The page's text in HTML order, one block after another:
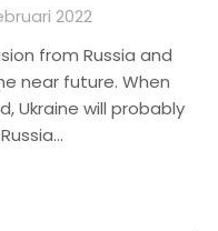
2022
from Russia and
near future. When
Ukraine will probably